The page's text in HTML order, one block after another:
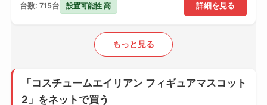
詳細を見る
台数: 715台 設置可能性 高
もっと見る
「コスチュームエイリアン フィギュアマスコット
2」をネットで買う